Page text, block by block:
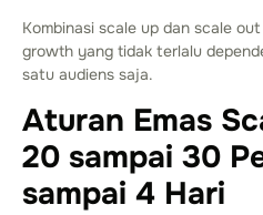
Kombinasi scale up dan scale
growth yang tidak terlalu
satu audiens saja.
Aturan Emas
20 sampai 30
sampai 4 Hari